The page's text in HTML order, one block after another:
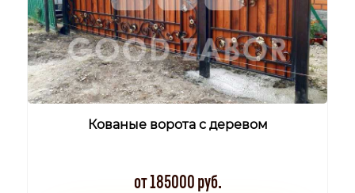
Кованые ворота с деревом
от 185000 руб.